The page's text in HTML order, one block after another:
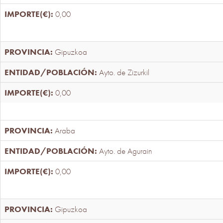
0,00
Gipuzkoa
Ayto. de Zizurkil
0,00
Araba
Ayto. de Agurain
0,00
Gipuzkoa